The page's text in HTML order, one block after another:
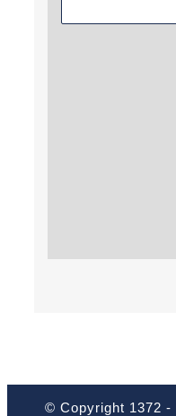
© Copyright 1372 -